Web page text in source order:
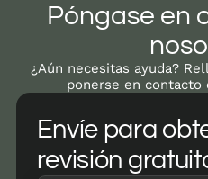
Póngase en
¿Aún necesitas ayuda?
ponerse en contacto
Envíe para
revisión